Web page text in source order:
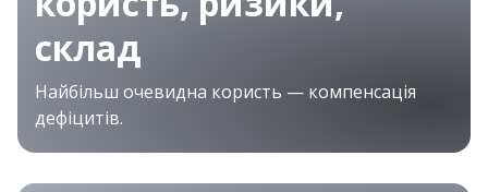
склад
Найбільш очевидна користь — компенсація
дефіцитів.